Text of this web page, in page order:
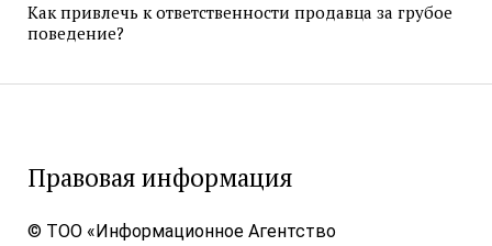
Как привлечь к ответственности продавца за грубое
поведение?
Правовая информация
© ТОО «Информационное Агентство